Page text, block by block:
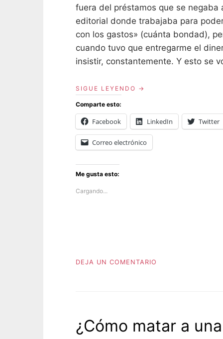
fuera del préstamos que se negaba
editorial donde trabajaba para
con los gastos» (cuánta bondad),
cuando tuvo que entregarme el
insistir, constantemente. Y esto se
SIGUE LEYENDO «DESVERGÜENZA»
Comparte esto:
Facebook LinkedIn Twitter
Correo electrónico
Me gusta esto:
Cargando...
P
a
d
DEJA UN COMENTARIO
¿Cómo matar a